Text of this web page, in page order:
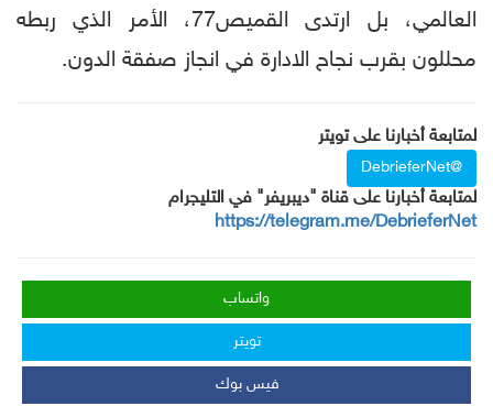
العالمي، بل ارتدى القميص77، الأمر الذي ربطه
محللون بقرب نجاح الادارة في انجاز صفقة الدون.
لمتابعة أخبارنا على تويتر
@DebrieferNet
لمتابعة أخبارنا على قناة "ديبريفر" في التليجرام
https://telegram.me/DebrieferNet
واتساب
تويتر
فيس بوك